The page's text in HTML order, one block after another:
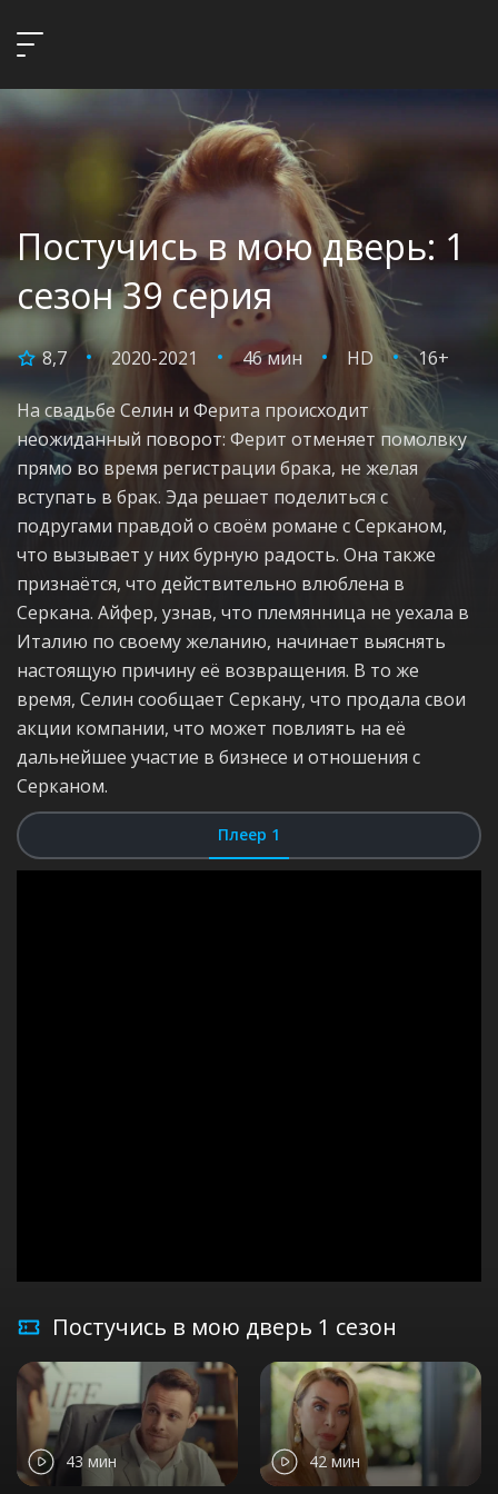
Постучись в мою дверь: 1
сезон 39 серия
8,7 2020-2021 46 мин HD 16+
На свадьбе Селин и Ферита происходит
неожиданный поворот: Ферит отменяет помолвку
прямо во время регистрации брака, не желая
вступать в брак. Эда решает поделиться с
подругами правдой о своём романе с Серканом,
что вызывает у них бурную радость. Она также
признаётся, что действительно влюблена в
Серкана. Айфер, узнав, что племянница не уехала в
Италию по своему желанию, начинает выяснять
настоящую причину её возвращения. В то же
время, Селин сообщает Серкану, что продала свои
акции компании, что может повлиять на её
дальнейшее участие в бизнесе и отношения с
Серканом.
Плеер 1
Постучись в мою дверь 1 сезон
43 мин 42 мин